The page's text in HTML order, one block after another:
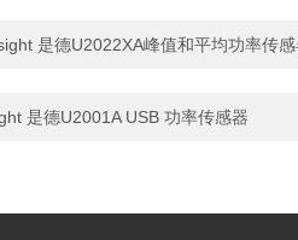
是德U2022XA峰值和平均功率传感
是德U2001A USB 功率传感器